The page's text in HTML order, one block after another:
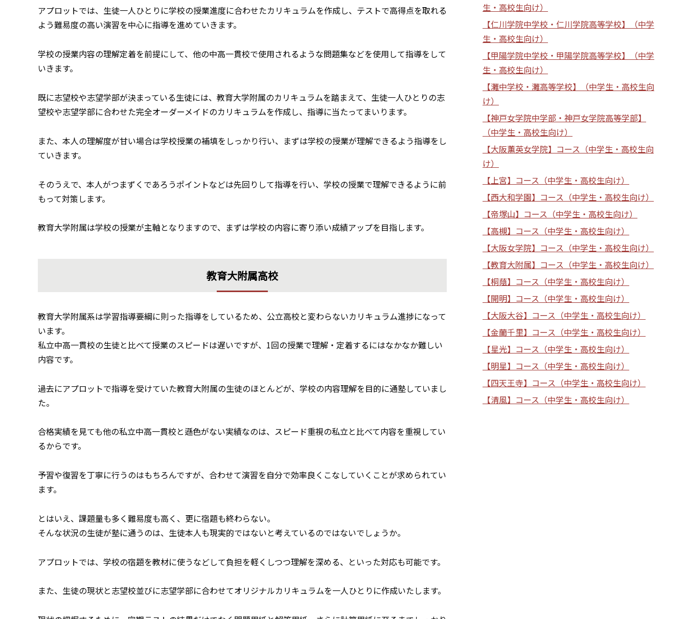
アプロットでは、生徒一人ひとりに学校の授業進度に合わせたカリキュラムを作成し、テストで高得点を取れる
よう難易度の高い演習を中心に指導を進めていきます。
学校の授業内容の理解定着を前提にして、他の中高一貫校で使用されるような問題集などを使用して指導をして
いきます。
既に志望校や志望学部が決まっている生徒には、教育大学附属のカリキュラムを踏まえて、生徒一人ひとりの志
望校や志望学部に合わせた完全オーダーメイドのカリキュラムを作成し、指導に当たってまいります。
また、本人の理解度が甘い場合は学校授業の補填をしっかり行い、まずは学校の授業が理解できるよう指導をし
ていきます。
そのうえで、本人がつまずくであろうポイントなどは先回りして指導を行い、学校の授業で理解できるように前
もって対策します。
教育大学附属は学校の授業が主軸となりますので、まずは学校の内容に寄り添い成績アップを目指します。
教育大附属高校
教育大学附属系は学習指導要綱に則った指導をしているため、公立高校と変わらないカリキュラム進捗になって
います。
私立中高一貫校の生徒と比べて授業のスピードは遅いですが、1回の授業で理解・定着するにはなかなか難しい
内容です。
過去にアプロットで指導を受けていた教育大附属の生徒のほとんどが、学校の内容理解を目的に通塾していまし
た。
合格実績を見ても他の私立中高一貫校と遜色がない実績なのは、スピード重視の私立と比べて内容を重視してい
るからです。
予習や復習を丁寧に行うのはもちろんですが、合わせて演習を自分で効率良くこなしていくことが求められてい
ます。
とはいえ、課題量も多く難易度も高く、更に宿題も終わらない。
そんな状況の生徒が塾に通うのは、生徒本人も現実的ではないと考えているのではないでしょうか。
アプロットでは、学校の宿題を教材に使うなどして負担を軽くしつつ理解を深める、といった対応も可能です。
また、生徒の現状と志望校並びに志望学部に合わせてオリジナルカリキュラムを一人ひとりに作成いたします。
生・高校生向け）
【仁川学院中学校・仁川学院高等学校】（中学
生・高校生向け）
【甲陽学院中学校・甲陽学院高等学校】（中学
生・高校生向け）
【灘中学校・灘高等学校】（中学生・高校生向
け）
【神戸女学院中学部・神戸女学院高等学部】
（中学生・高校生向け）
【大阪薫英女学院】コース（中学生・高校生向
け）
【上宮】コース（中学生・高校生向け）
【西大和学園】コース（中学生・高校生向け）
【帝塚山】コース（中学生・高校生向け）
【高槻】コース（中学生・高校生向け）
【大阪女学院】コース（中学生・高校生向け）
【教育大附属】コース（中学生・高校生向け）
【桐蔭】コース（中学生・高校生向け）
【開明】コース（中学生・高校生向け）
【大阪大谷】コース（中学生・高校生向け）
【金蘭千里】コース（中学生・高校生向け）
【星光】コース（中学生・高校生向け）
【明星】コース（中学生・高校生向け）
【四天王寺】コース（中学生・高校生向け）
【清風】コース（中学生・高校生向け）